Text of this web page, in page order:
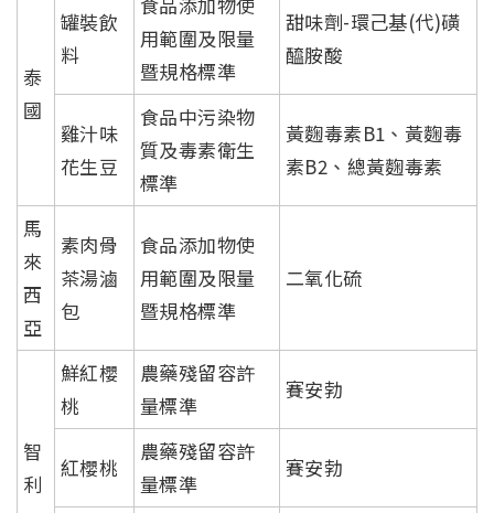
泰
國
罐裝飲
料
用範圍及限量
暨規格標準
甜味劑-環己基(代)磺
醯胺酸
雞汁味
花生豆
食品中污染物
質及毒素衛生
標準
黃麴毒素B1、黃麴毒
素B2、總黃麴毒素
馬
來
西
亞
素肉骨
茶湯滷
包
食品添加物使
用範圍及限量
暨規格標準
二氧化硫
智
利
鮮紅櫻
桃
農藥殘留容許
量標準
賽安勃
紅櫻桃
農藥殘留容許
量標準
賽安勃